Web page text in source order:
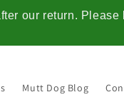
our return.
Mutt Dog Blog